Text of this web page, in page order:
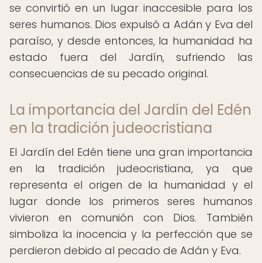
se convirtió en un lugar inaccesible para los
seres humanos. Dios expulsó a Adán y Eva del
paraíso, y desde entonces, la humanidad ha
estado fuera del Jardín, sufriendo las
consecuencias de su pecado original.
La importancia del Jardín del Edén
en la tradición judeocristiana
El Jardín del Edén tiene una gran importancia
en la tradición judeocristiana, ya que
representa el origen de la humanidad y el
lugar donde los primeros seres humanos
vivieron en comunión con Dios. También
simboliza la inocencia y la perfección que se
perdieron debido al pecado de Adán y Eva.